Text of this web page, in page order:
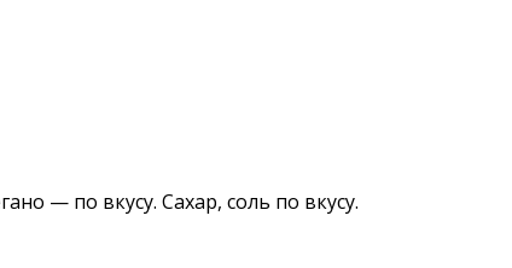
— по вкусу. Сахар, соль по вкусу.